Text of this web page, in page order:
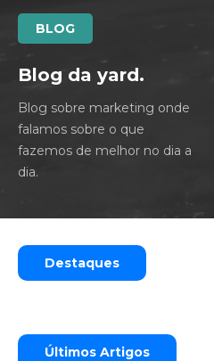
BLOG
Blog da yard.
Blog sobre marketing onde
falamos sobre o que
fazemos de melhor no dia a
dia.
Destaques
Últimos Artigos